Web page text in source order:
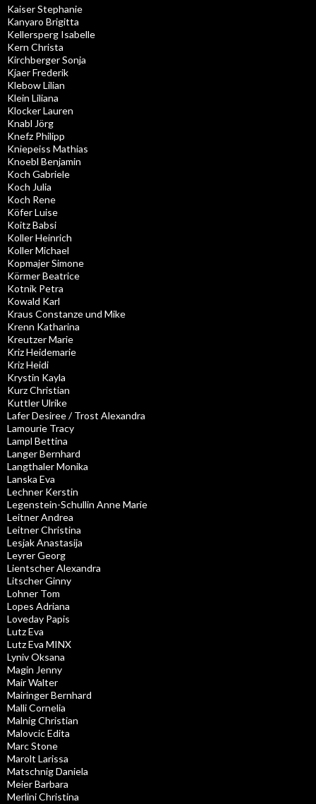
Kaiser Stephanie
Kanyaro Brigitta
Kellersperg Isabelle
Kern Christa
Kirchberger Sonja
Kjaer Frederik
Klebow Lilian
Klein Liliana
Klocker Lauren
Knabl Jörg
Knefz Philipp
Kniepeiss Mathias
Knoebl Benjamin
Koch Gabriele
Koch Julia
Koch Rene
Köfer Luise
Koitz Babsi
Koller Heinrich
Koller Michael
Kopmajer Simone
Körmer Beatrice
Kotnik Petra
Kowald Karl
Kraus Constanze und Mike
Krenn Katharina
Kreutzer Marie
Kriz Heidemarie
Kriz Heidi
Krystin Kayla
Kurz Christian
Kuttler Ulrike
Lafer Desiree / Trost Alexandra
Lamourie Tracy
Lampl Bettina
Langer Bernhard
Langthaler Monika
Lanska Eva
Lechner Kerstin
Legenstein-Schullin Anne Marie
Leitner Andrea
Leitner Christina
Lesjak Anastasija
Leyrer Georg
Lientscher Alexandra
Litscher Ginny
Lohner Tom
Lopes Adriana
Loveday Papis
Lutz Eva
Lutz Eva MINX
Lyniv Oksana
Magin Jenny
Mair Walter
Mairinger Bernhard
Malli Cornelia
Malnig Christian
Malovcic Edita
Marc Stone
Marolt Larissa
Matschnig Daniela
Meier Barbara
Merlini Christina